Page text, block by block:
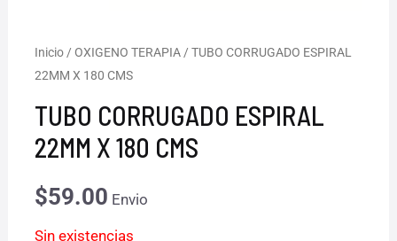
Inicio /OXIGENO TERAPIA / TUBO CORRUGADO ESPIRAL
22MM X 180 CMS
TUBO CORRUGADO ESPIRAL
22MM X 180 CMS
$59.00 Envio
Sin existencias